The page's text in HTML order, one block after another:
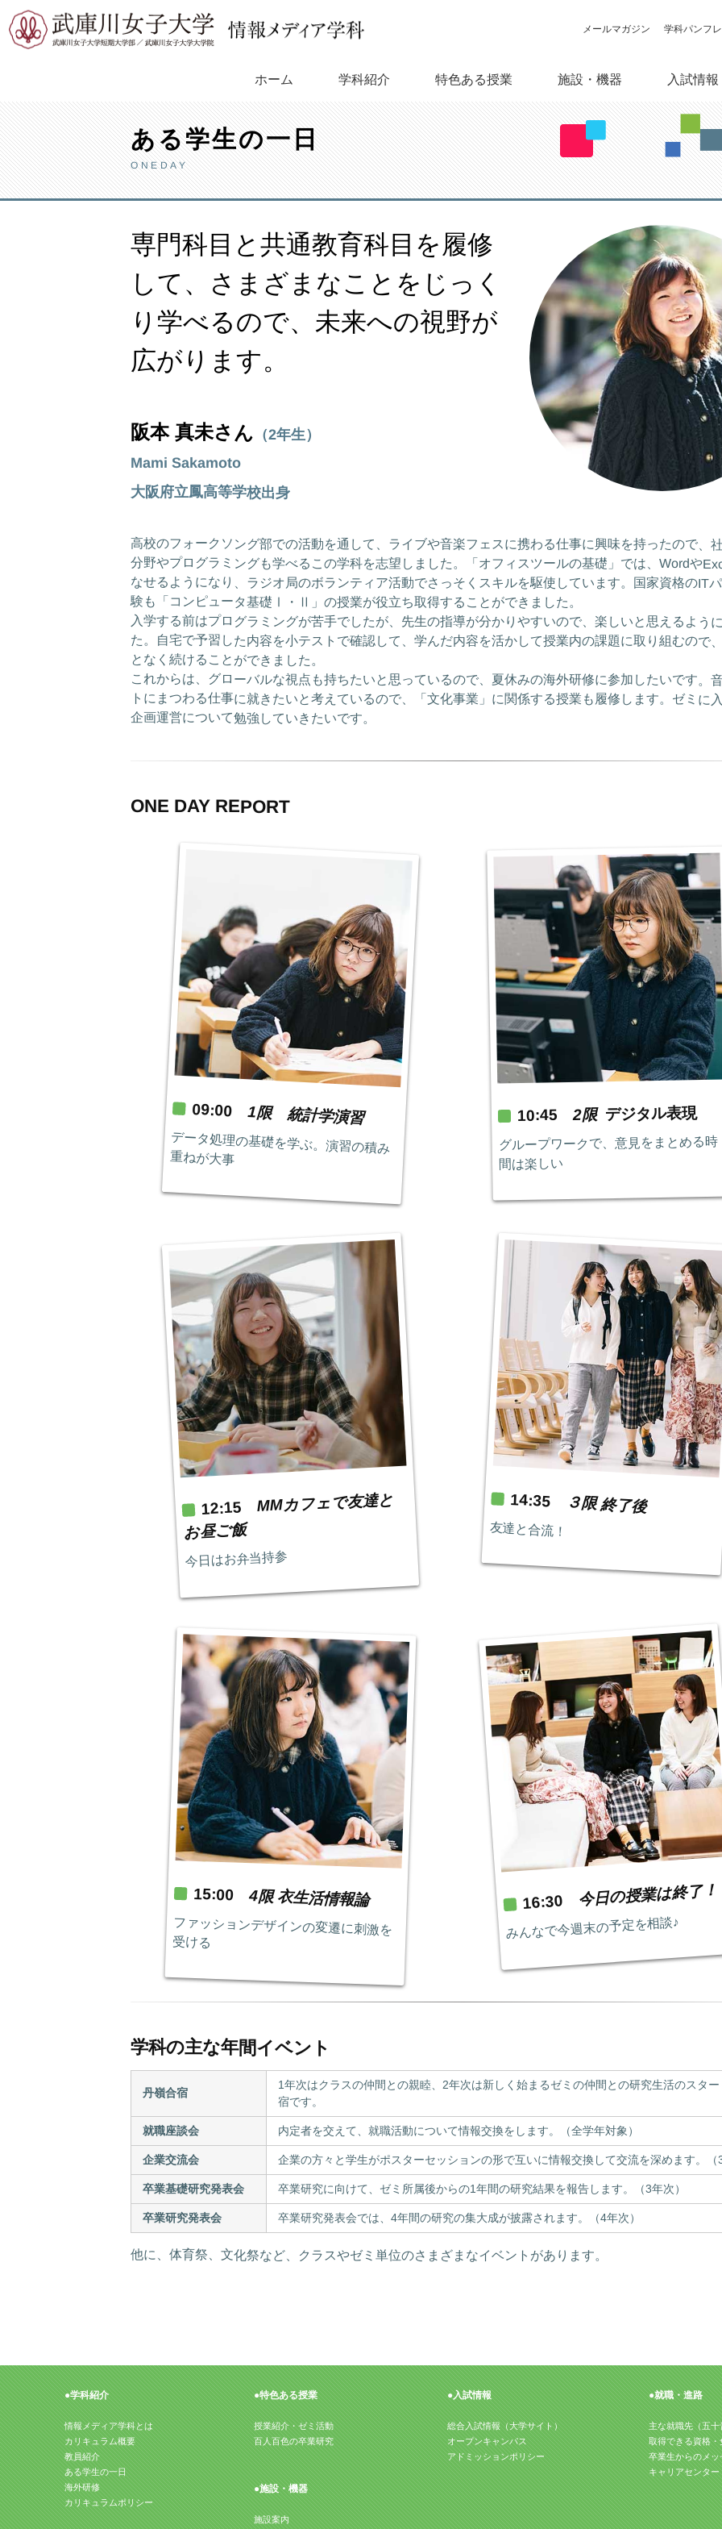
メールマガジン 学科パンフ
ホーム 学科紹介
海外研修
特色ある授業 施設・機器 入試情報
ある学生の一日
ONEDAY
専門科目と共通教育科目を履修
して、さまざまなことをじっく
り学べるので、未来への視野が
広がります。
阪本 真未さん （2年生）
Mami Sakamoto
大阪府立鳳高等学校出身
高校のフォークソング部での活動を通して、ライブや音楽フェスに携わる仕事に興味を持ったので、
分野やプログラミングも学べるこの学科を志望しました。「オフィスツールの基礎」では、Wordや
なせるようになり、ラジオ局のボランティア活動でさっそくスキルを駆使しています。国家資格のIT
験も「コンピュータ基礎Ⅰ・Ⅱ」の授業が役立ち取得することができました。
入学する前はプログラミングが苦手でしたが、先生の指導が分かりやすいので、楽しいと思えるよう
た。自宅で予習した内容を小テストで確認して、学んだ内容を活かして授業内の課題に取り組むので
となく続けることができました。
これからは、グローバルな視点も持ちたいと思っているので、夏休みの海外研修に参加したいです。
トにまつわる仕事に就きたいと考えているので、「文化事業」に関係する授業も履修します。ゼミに
企画運営について勉強していきたいです。
ONE DAY REPORT
09:001限 統計学演習
データ処理の基礎を学ぶ。演習の積み
重ねが大事
10:452限デジタル表現
グループワークで、意見をまとめる時
間は楽しい
12:15MMカフェで友達と
お昼ご飯
今日はお弁当持参
14:35 ３限 終了後
友達と合流！
15:004限 衣生活情報論
ファッションデザインの変遷に刺激を
受ける
16:30 今日の授業は終了！
みんなで今週末の予定を相談♪
学科の主な年間イベント
丹嶺合宿
1年次はクラスの仲間との親睦、2年次は新しく始まるゼミの仲間との研究生活のスタ
宿です。
就職座談会 内定者を交えて、就職活動について情報交換をします。（全学年対象）
企業交流会 企業の方々と学生がポスターセッションの形で互いに情報交換して交流を深めます。（
卒業基礎研究発表会 卒業研究に向けて、ゼミ所属後からの1年間の研究結果を報告します。（3年次）
卒業研究発表会 卒業研究発表会では、4年間の研究の集大成が披露されます。（4年次）
他に、体育祭、文化祭など、クラスやゼミ単位のさまざまなイベントがあります。
●学科紹介
情報メディア学科とは
カリキュラム概要
教員紹介
ある学生の一日
海外研修
カリキュラムポリシー
●特色ある授業
授業紹介・ゼミ活動
百人百色の卒業研究
●施設・機器
施設案内
●入試情報
総合入試情報（大学サイト）
オープンキャンパス
アドミッションポリシー
●就職・進路
主な就職先（五十
取得できる資格・
卒業生からのメッ
キャリアセンター